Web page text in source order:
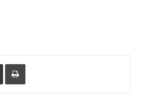
Сподели преку Е-маил Испринтај